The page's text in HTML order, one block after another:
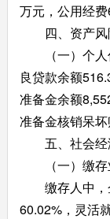
万元，公用经费
四、资产风
（一）个人
良贷款余额
准备金余额
准备金核销呆坏
五、社会经
（一）缴存
缴存人中，
60.02%，灵活